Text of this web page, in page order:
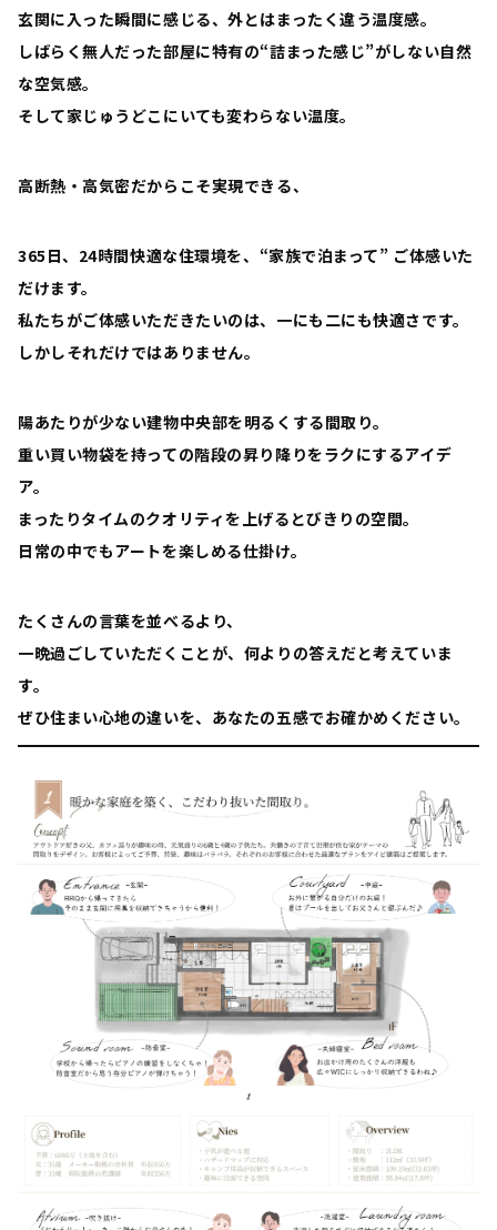
玄関に入った瞬間に感じる、外とはまったく違う温度感。
しばらく無人だった部屋に特有の“詰まった感じ”がしない自然
な空気感。
そして家じゅうどこにいても変わらない温度。
高断熱・高気密だからこそ実現できる、
365日、24時間快適な住環境を、“家族で泊まって” ご体感いた
だけます。
私たちがご体感いただきたいのは、一にも二にも快適さです。
しかしそれだけではありません。
陽あたりが少ない建物中央部を明るくする間取り。
重い買い物袋を持っての階段の昇り降りをラクにするアイデ
ア。
まったりタイムのクオリティを上げるとびきりの空間。
日常の中でもアートを楽しめる仕掛け。
たくさんの言葉を並べるより、
一晩過ごしていただくことが、何よりの答えだと考えていま
す。
ぜひ住まい心地の違いを、あなたの五感でお確かめください。